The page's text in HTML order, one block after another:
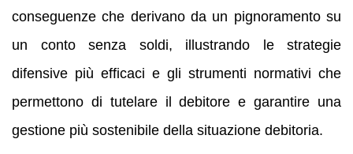
conseguenze che derivano da un pignoramento su
un conto senza soldi, illustrando le strategie
difensive più efficaci e gli strumenti normativi che
permettono di tutelare il debitore e garantire una
gestione più sostenibile della situazione debitoria.